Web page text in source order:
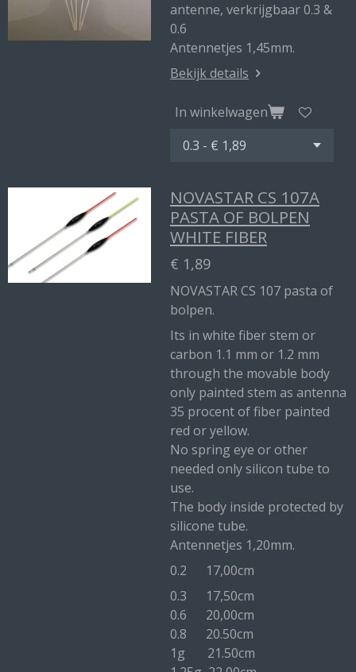
antenne, verkrijgbaar 0.3 &
0.6
Antennetjes 1,45mm.
Bekijk details
In winkelwagen
NOVASTAR CS 107A
PASTA OF BOLPEN
WHITE FIBER
€ 1,89
NOVASTAR CS 107 pasta of
bolpen.
Its in white fiber stem or
carbon 1.1 mm or 1.2 mm
through the movable body
only painted stem as antenna
35 procent of fiber painted
red or yellow.
No spring eye or other
needed only silicon tube to
use.
The body inside protected by
silicone tube.
Antennetjes 1,20mm.
0.2 17,00cm
0.3 17,50cm
0.6 20,00cm
0.8 20.50cm
1g 21.50cm